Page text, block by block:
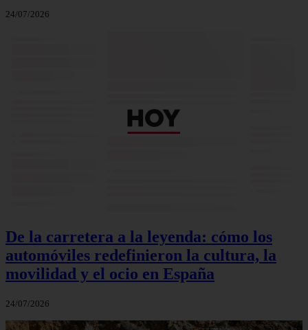
24/07/2026
De la carretera a la leyenda: cómo los
automóviles redefinieron la cultura, la
movilidad y el ocio en España
24/07/2026